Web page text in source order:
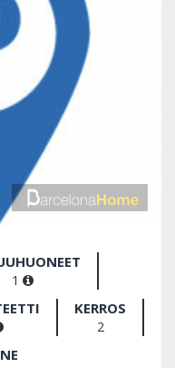
1
KERROS
2